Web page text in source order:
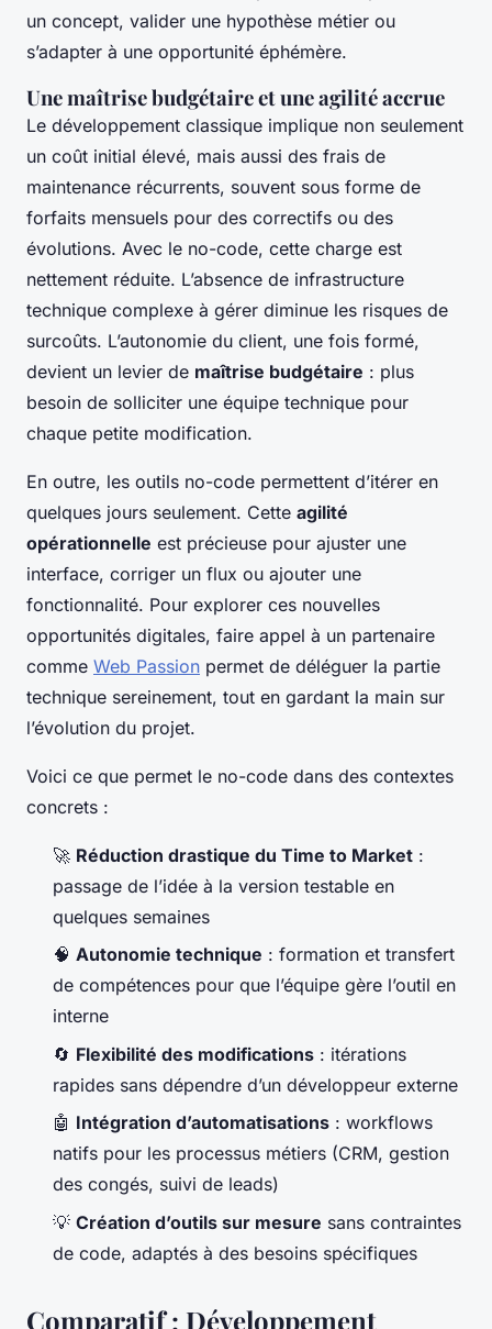
un concept, valider une hypothèse métier ou
s’adapter à une opportunité éphémère.
Une maîtrise budgétaire et une agilité accrue
Le développement classique implique non seulement
un coût initial élevé, mais aussi des frais de
maintenance récurrents, souvent sous forme de
forfaits mensuels pour des correctifs ou des
évolutions. Avec le no-code, cette charge est
nettement réduite. L’absence de infrastructure
technique complexe à gérer diminue les risques de
surcoûts. L’autonomie du client, une fois formé,
devient un levier de maîtrise budgétaire : plus
besoin de solliciter une équipe technique pour
chaque petite modification.
En outre, les outils no-code permettent d’itérer en
quelques jours seulement. Cette agilité
opérationnelle est précieuse pour ajuster une
interface, corriger un flux ou ajouter une
fonctionnalité. Pour explorer ces nouvelles
opportunités digitales, faire appel à un partenaire
comme Web Passion permet de déléguer la partie
technique sereinement, tout en gardant la main sur
l’évolution du projet.
Voici ce que permet le no-code dans des contextes
concrets :
🚀 Réduction drastique du Time to Market :
passage de l’idée à la version testable en
quelques semaines
🧠 Autonomie technique : formation et transfert
de compétences pour que l’équipe gère l’outil en
interne
🔄 Flexibilité des modifications : itérations
rapides sans dépendre d’un développeur externe
🤖 Intégration d’automatisations : workflows
natifs pour les processus métiers (CRM, gestion
des congés, suivi de leads)
💡 Création d’outils sur mesure sans contraintes
de code, adaptés à des besoins spécifiques
Comparatif : Développement